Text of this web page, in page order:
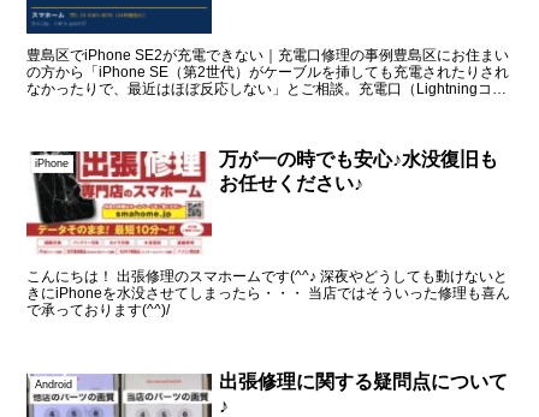
豊島区でiPhone SE2が充電できない｜充電口修理の事例豊島区にお住まい
の方から「iPhone SE（第2世代）がケーブルを挿しても充電されたりされ
なかったりで、最近はほぼ反応しない」とご相談。充電口（Lightningコネ
iPhone
万が一の時でも安心♪水没復旧も
お任せください♪
こんにちは！ 出張修理のスマホームです(^^♪ 深夜やどうしても動けないと
きにiPhoneを水没させてしまったら・・・ 当店ではそういった修理も喜ん
で承っております(^^)/
Android
出張修理に関する疑問点について
♪